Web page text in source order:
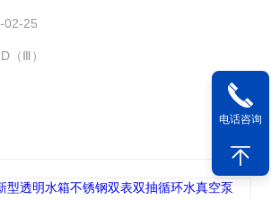
器有限责任公司自行设计的一种新型台式
功能及用途与B型泵相同，主机采用不锈
环装置，真空度稳定、外形美观、小巧玲珑
02-25
（Ⅲ）
电话咨询